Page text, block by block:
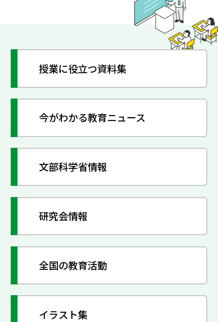
授業に役立つ資料集
今がわかる教育ニュース
文部科学省情報
研究会情報
全国の教育活動
イラスト集